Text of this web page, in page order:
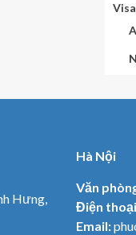
Hưng,
Hà Nội
Văn
Điện
Email: